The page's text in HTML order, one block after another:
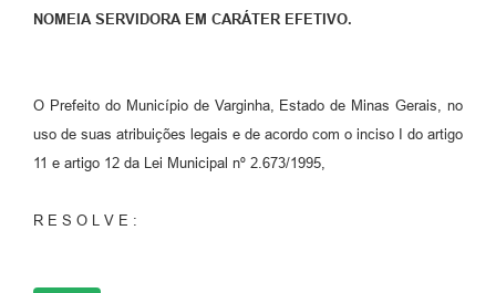
NOMEIA SERVIDORA EM CARÁTER EFETIVO.
O Prefeito do Município de Varginha, Estado de Minas Gerais, no
uso de suas atribuições legais e de acordo com o inciso I do artigo
11 e artigo 12 da Lei Municipal nº 2.673/1995,
R E S O L V E :